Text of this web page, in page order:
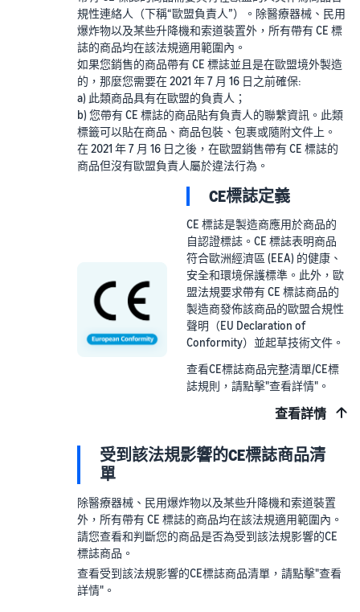
規性連絡人（下稱“歐盟負責人”）。除醫療器械、民用
爆炸物以及某些升降機和索道裝置外，所有帶有 CE 標
誌的商品均在該法規適用範圍內。
如果您銷售的商品帶有 CE 標誌並且是在歐盟境外製造
的，那麼您需要在 2021 年 7 月 16 日之前確保:
a) 此類商品具有在歐盟的負責人；
b) 您帶有 CE 標誌的商品貼有負責人的聯繫資訊。此類
標籤可以貼在商品、商品包裝、包裹或隨附文件上。
在 2021 年 7 月 16 日之後，在歐盟銷售帶有 CE 標誌的
商品但沒有歐盟負責人屬於違法行為。
CE標誌定義
CE 標誌是製造商應用於商品的
自認證標誌。CE 標誌表明商品
符合歐洲經濟區 (EEA) 的健康、
安全和環境保護標準。此外，歐
盟法規要求帶有 CE 標誌商品的
製造商發佈該商品的歐盟合規性
聲明（EU Declaration of
Conformity）並起草技術文件。
查看CE標誌商品完整清單/CE標
誌規則，請點擊"查看詳情"。
查看詳情
受到該法規影響的CE標誌商品清
單
除醫療器械、民用爆炸物以及某些升降機和索道裝置
外，所有帶有 CE 標誌的商品均在該法規適用範圍內。
請您查看和判斷您的商品是否為受到該法規影響的CE
標誌商品。
查看受到該法規影響的CE標誌商品清單，請點擊"查看
詳情"。